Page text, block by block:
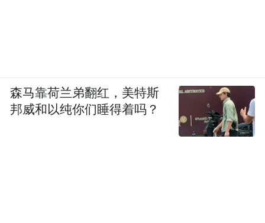
森马靠荷兰弟翻红，美特斯
邦威和以纯你们睡得着吗？